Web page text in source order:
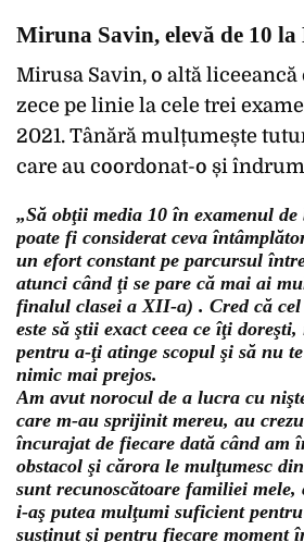
Miruna Savin, elevă de 10 la
Mirusa Savin, o altă
zece pe linie la cele trei
2021. Tânără mulțumește
care au coordonat-o și
„Să obţii media 10 în examenul
poate fi considerat ceva
un efort constant pe parcursul
atunci când ţi se pare că mai ai
finalul clasei a XII-a) . Cred că
este să ştii exact ceea ce îţi
pentru a-ţi atinge scopul şi să nu
nimic mai prejos.
Am avut norocul de a lucra cu
care m-au sprijinit mereu, au
încurajat de fiecare dată când am
obstacol şi cărora le mulţumesc
sunt recunoscătoare familiei
i-aş putea mulţumi suficient
susţinut şi pentru fiecare moment